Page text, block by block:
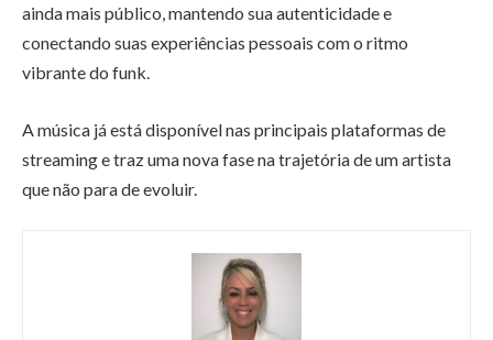
ainda mais público, mantendo sua autenticidade e
conectando suas experiências pessoais com o ritmo
vibrante do funk.
A música já está disponível nas principais plataformas de
streaming e traz uma nova fase na trajetória de um artista
que não para de evoluir.